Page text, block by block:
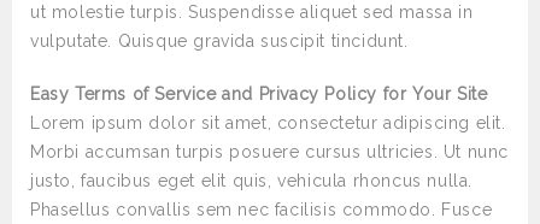
ut molestie turpis. Suspendisse aliquet sed massa in
vulputate. Quisque gravida suscipit tincidunt.
Easy Terms of Service and Privacy Policy for Your Site
Lorem ipsum dolor sit amet, consectetur adipiscing elit.
Morbi accumsan turpis posuere cursus ultricies. Ut nunc
justo, faucibus eget elit quis, vehicula rhoncus nulla.
Phasellus convallis sem nec facilisis commodo. Fusce